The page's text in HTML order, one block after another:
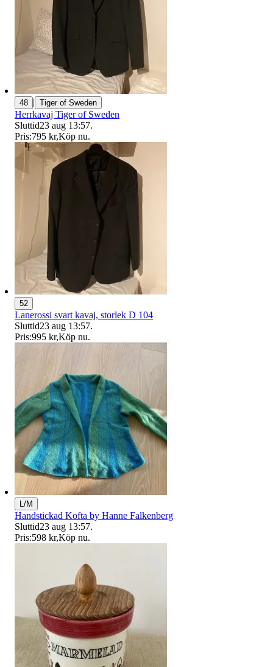
48 | Tiger of Sweden
Herrkavaj Tiger of Sweden
Sluttid23 aug 13:57.
Pris:795 kr,Köp nu.
52
Lanerossi svart kavaj, storlek D 104
Sluttid23 aug 13:57.
Pris:995 kr,Köp nu.
L/M
Handstickad Kofta by Hanne Falkenberg
Sluttid23 aug 13:57.
Pris:598 kr,Köp nu.